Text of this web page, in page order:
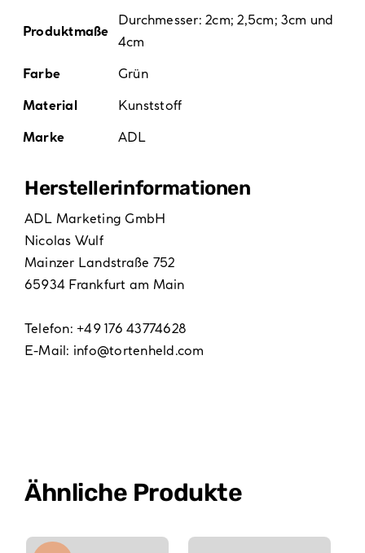
Produktmaße
Durchmesser: 2cm; 2,5cm; 3cm und
4cm
Farbe
Grün
Material
Kunststoff
Marke
ADL
Hersteller­informationen
ADL Marketing GmbH
Nicolas Wulf
Mainzer Landstraße 752
65934 Frankfurt am Main
Telefon: +49 176 43774628
E-Mail: info@tortenheld.com
Ähnliche Produkte